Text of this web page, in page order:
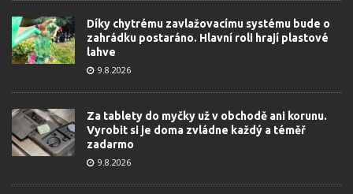
Díky chytrému zavlažovacímu systému bude o
zahrádku postaráno. Hlavní roli hrají plastové
lahve
9.8.2026
Za tablety do myčky už v obchodě ani korunu.
Vyrobit si je doma zvládne každý a téměř
zadarmo
9.8.2026